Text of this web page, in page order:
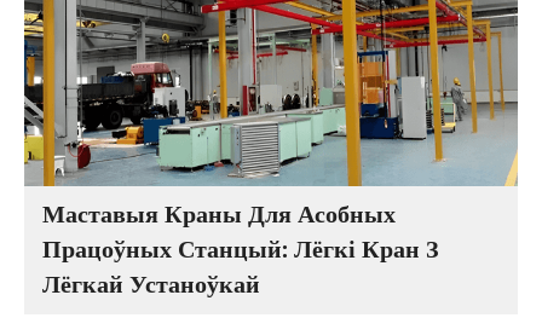
Маставыя Краны Для Асобных
Працоўных Станцый: Лёгкі Кран З
Лёгкай Устаноўкай